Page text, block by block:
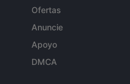
Ofertas
Anuncie
Apoyo
DMCA